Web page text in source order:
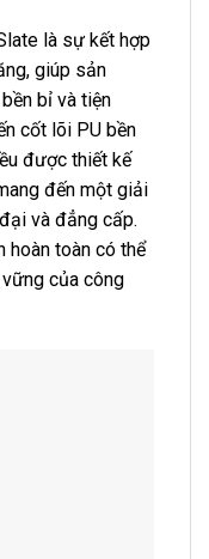
là sự kết hợp
giúp sản
bỉ và tiện
cốt lõi PU bền
được thiết kế
đến một giải
và đẳng cấp.
hoàn toàn có thể
của công